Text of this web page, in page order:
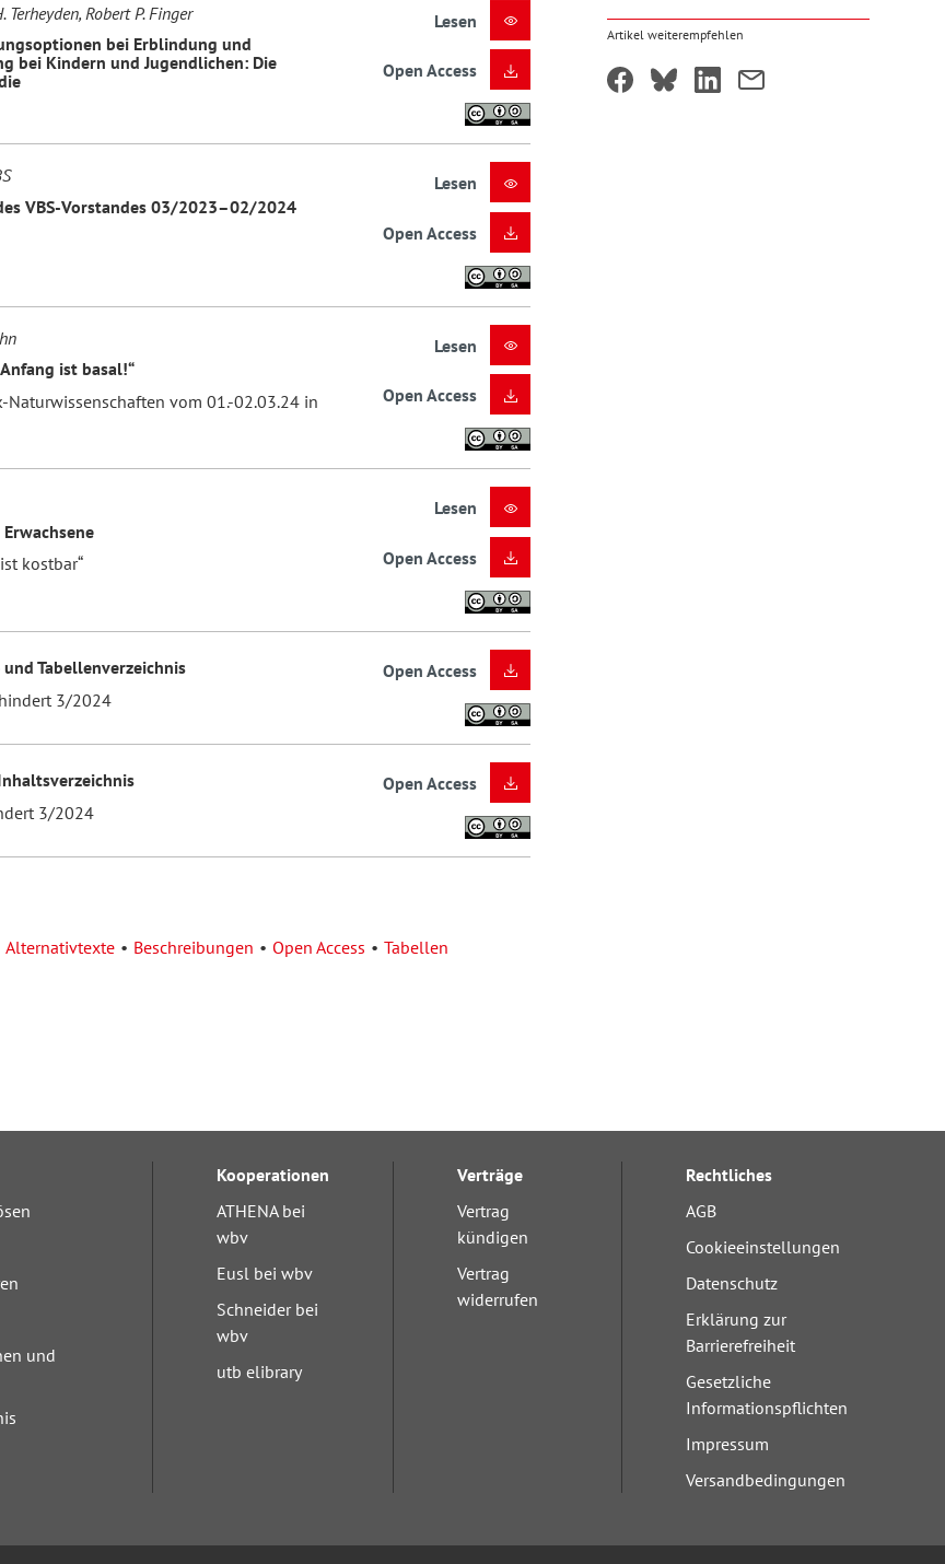
Terheyden, Robert P. Finger
bei Erblindung und
bei Kindern und Jugendlichen: Die
Lesen
Open Access
VBS-Vorstandes 03/2023–02/2024
Lesen
Open Access
ist basal!“
Naturwissenschaften vom 01.-02.03.24 in
Lesen
Open Access
kostbar“
Lesen
Open Access
Tabellenverzeichnis
3/2024
Open Access
3/2024
Open Access
Alternativtexte Beschreibungen Open Access Tabellen
Artikel weiterempfehlen
und
Kooperationen
ATHENA bei
wbv
Eusl bei wbv
Schneider bei
wbv
utb elibrary
Verträge
Vertrag
kündigen
Vertrag
widerrufen
Rechtliches
AGB
Cookieeinstellungen
Datenschutz
Erklärung zur
Barrierefreiheit
Gesetzliche
Informationspflichten
Impressum
Versandbedingungen